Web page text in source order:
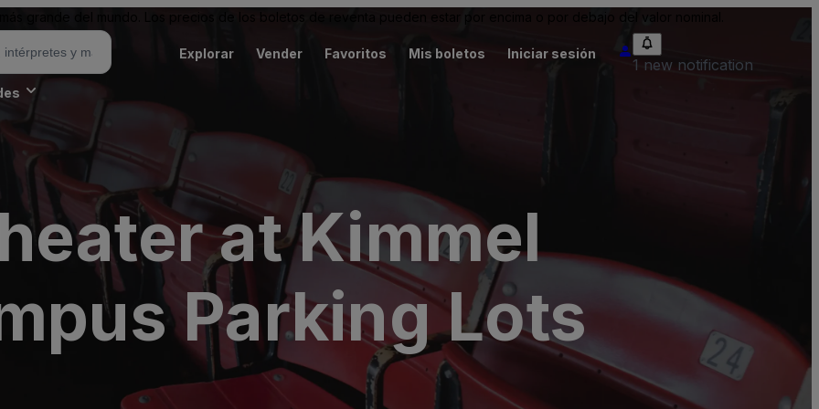
Explorar Vender Favoritos Mis boletos Iniciar sesión
1 new notification
at Kimmel
Parking Lots